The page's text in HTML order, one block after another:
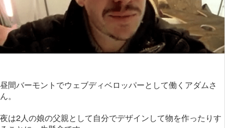
昼間バーモントでウェブディベロッパーとして働くアダムさ
ん。
夜は2人の娘の父親として自分でデザインして物を作ったりす